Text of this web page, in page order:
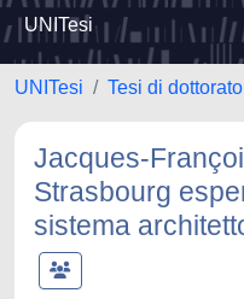
UNITesi
UNITesi Tesi di dottorato
Jacques-
Strasbourg
sistema